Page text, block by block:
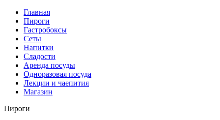
Главная
Пироги
Гастробоксы
Сеты
Напитки
Сладости
Аренда посуды
Одноразовая посуда
Лекции и чаепития
Магазин
Пироги